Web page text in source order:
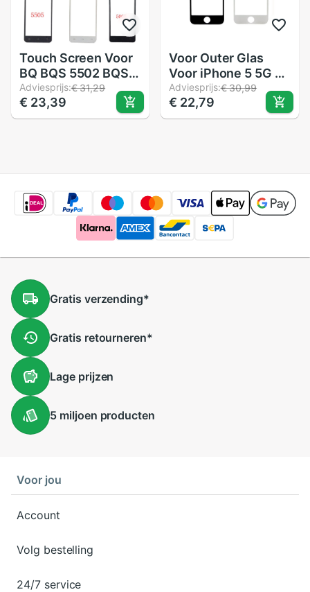
Touch Screen Voor
BQ BQS 5502 BQS-
5502 BQ BQS-5505
BQS5505 BQS 5505
BQS-5065 BQS
Adviesprijs:€ 31,29
€ 23,39
Voor Outer Glas
Voor iPhone 5 5G 5
S 5C LCD
Touchscreen
Digitizer Glas Lens
Adviesprijs:€ 30,99
€ 22,79
Gratis verzending*
Gratis retourneren*
Lageprijzen
5 miljoen producten
Voor jou
Account
Volg bestelling
24/7 service